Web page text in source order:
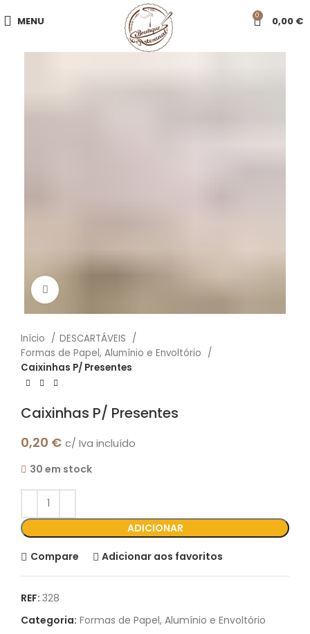
MENU 0 0,00 €
Início
DESCARTÁVEIS
Formas de Papel, Alumínio e Envoltório
Caixinhas P/ Presentes
Caixinhas P/ Presentes
0,20 € c/ Iva incluído
30 em stock
ADICIONAR
Compare Adicionar aos favoritos
REF: 328
Categoria: Formas de Papel, Alumínio e Envoltório